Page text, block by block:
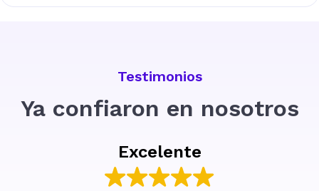
Testimonios
Ya confiaron en nosotros
Excelente